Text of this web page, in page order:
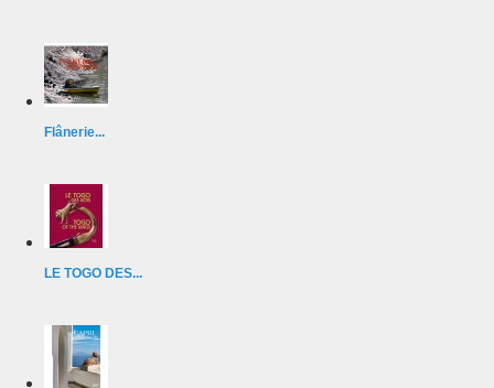
Flânerie...
LE TOGO DES...